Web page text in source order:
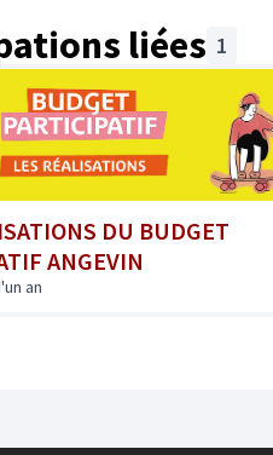
liées 1
DU BUDGET
ANGEVIN
an